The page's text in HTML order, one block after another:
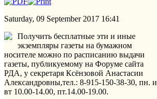
Saturday, 09 September 2017 16:41
Получить бесплатные эти и иные
экземпляры газеты на бумажном
носителе можно по расписанию выдачи
газеты, публикуемому на Форуме сайта
РДА, у секретаря Ксёнзовой Анастасии
Александровны,тел.: 8-915-150-38-30, пн. и
вт 10.00-14.00, пт.14.00-19.00.